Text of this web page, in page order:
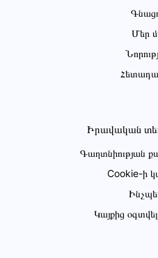
Մեր
Իրավական
Գաղտնիության
Cookie-ի
Կայքից